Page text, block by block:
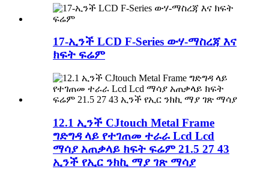
17-ኢንች LCD F-Series ውሃ-ማስረጃ እና
ክፍት ፍሬም
12.1 ኢንች CJtouch Metal Frame
ግድግዳ ላይ የተገጠመ ተራራ Lcd Lcd
ማሳያ አጠቃላይ ክፍት ፍሬም 21.5 27 43
ኢንች የኢር ንክኪ ማያ ገጽ ማሳያ